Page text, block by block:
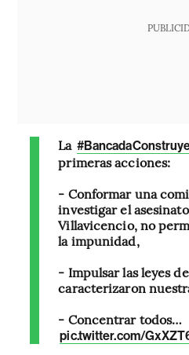
La
primeras acciones:
- Conformar una
investigar el
Villavicencio, no
la impunidad,
- Impulsar las leyes
caracterizaron
- Concentrar todos…
pic.twitter.com/